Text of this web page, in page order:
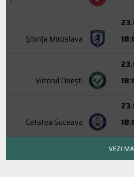
Știința Miroslava
Viitorul Onești
Cetatea Suceava
VEZI